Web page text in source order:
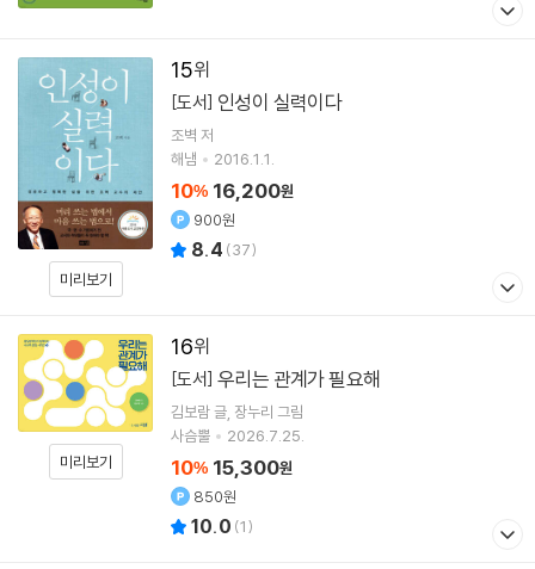
15
미리보기
[도서] 인성이 실력이다
조벽 저
해냄
2016.1.1.
10% 16,200원
900원
8.4 (37)
16
미리보기
[도서] 우리는 관계가 필요해
김보람글 장누리 그림
사슴뿔
2026.7.25.
10% 15,300원
850원
10.0 (1)